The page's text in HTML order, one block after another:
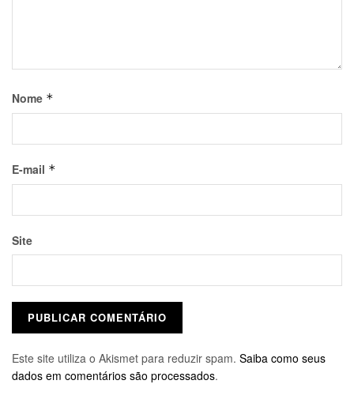
Nome *
E-mail *
Site
Este site utiliza o Akismet para reduzir spam. Saiba como seus
dados em comentários são processados.